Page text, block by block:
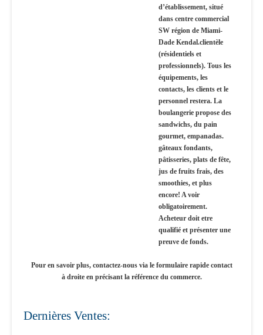
d’établissement, situé
dans centre commercial
SW région de Miami-
Dade Kendal.clientèle
(résidentiels et
professionnels). Tous les
équipements, les
contacts, les clients et le
personnel restera. La
boulangerie propose des
sandwichs, du pain
gourmet, empanadas.
gâteaux fondants,
pâtisseries, plats de fête,
jus de fruits frais, des
smoothies, et plus
encore! A voir
obligatoirement.
Acheteur doit etre
qualifié et présenter une
preuve de fonds.
Pour en savoir plus, contactez-nous via le formulaire rapide contact
à droite en précisant la référence du commerce.
Dernières Ventes: